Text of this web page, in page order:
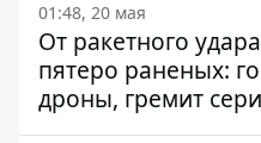
01:48, 20 мая
От ракетного
пятеро раненых:
дроны, гремит